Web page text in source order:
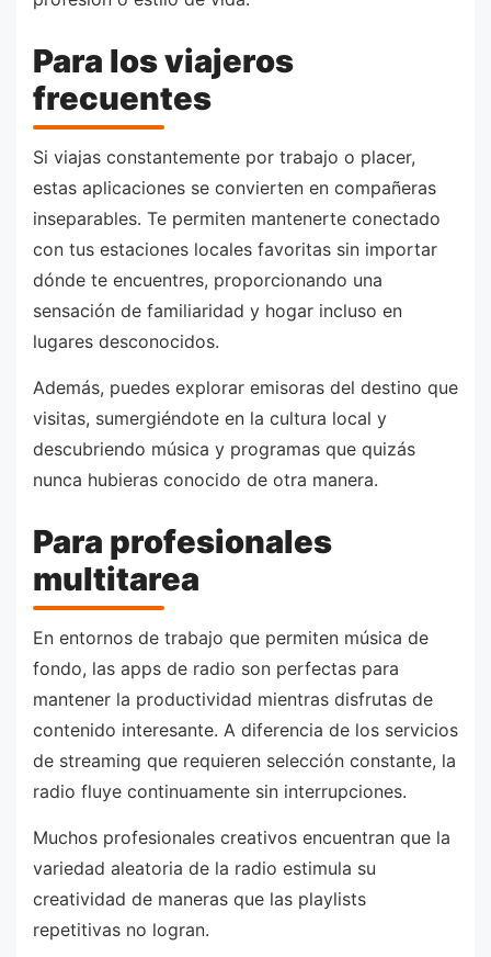
Para los viajeros
frecuentes
Si viajas constantemente por trabajo o placer,
estas aplicaciones se convierten en compañeras
inseparables. Te permiten mantenerte conectado
con tus estaciones locales favoritas sin importar
dónde te encuentres, proporcionando una
sensación de familiaridad y hogar incluso en
lugares desconocidos.
Además, puedes explorar emisoras del destino que
visitas, sumergiéndote en la cultura local y
descubriendo música y programas que quizás
nunca hubieras conocido de otra manera.
Para profesionales
multitarea
En entornos de trabajo que permiten música de
fondo, las apps de radio son perfectas para
mantener la productividad mientras disfrutas de
contenido interesante. A diferencia de los servicios
de streaming que requieren selección constante, la
radio fluye continuamente sin interrupciones.
Muchos profesionales creativos encuentran que la
variedad aleatoria de la radio estimula su
creatividad de maneras que las playlists
repetitivas no logran.